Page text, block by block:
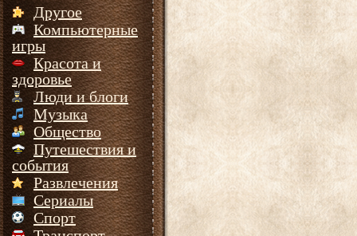
Другое
Компьютерные
игры
Красота и
здоровье
Люди и блоги
Музыка
Общество
Путешествия и
события
Развлечения
Сериалы
Спорт